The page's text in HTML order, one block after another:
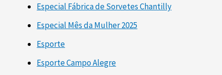
Especial Fábrica de Sorvetes Chantilly
Especial Mês da Mulher 2025
Esporte
Esporte Campo Alegre